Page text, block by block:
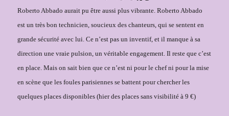
Roberto Abbado aurait pu être aussi plus vibrante. Roberto Abbado
est un très bon technicien, soucieux des chanteurs, qui se sentent en
grande sécurité avec lui. Ce n’est pas un inventif, et il manque à sa
direction une vraie pulsion, un véritable engagement. Il reste que c’est
en place. Mais on sait bien que ce n’est ni pour le chef ni pour la mise
en scène que les foules parisiennes se battent pour chercher les
quelques places disponibles (hier des places sans visibilité à 9 €)